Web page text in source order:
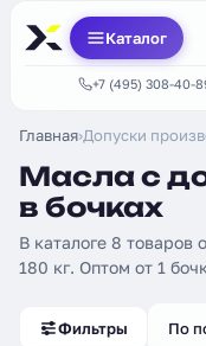
Каталог
+7 (495) 308-40-
Главная›Допуски
Масла с
в бочках
В каталоге 8 товаров
180 кг. Оптом от 1
Фильтры По